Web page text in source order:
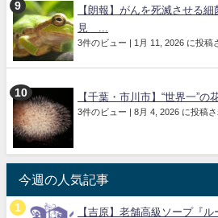
【朗報】がんを死滅させる
見 ...
3件のビュー | 1月 11, 2026 に投稿
【千葉・市川市】“世界一”の
3件のビュー | 8月 4, 2026 に投稿
今週の人気記事
【吉原】老舗高級ソープ『